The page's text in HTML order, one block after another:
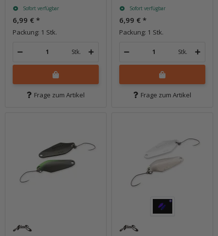
Sofort verfügbar
6,99 € *
Packung: 1 Stk.
Stk.
Frage zum Artikel
Sofort verfügbar
6,99 € *
Packung: 1 Stk.
Stk.
Frage zum Artikel